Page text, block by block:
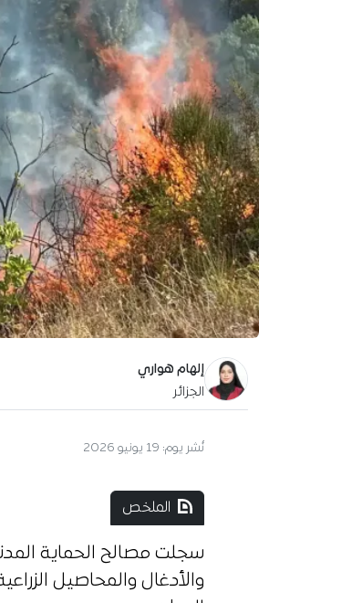
إلهام هواري
الجزائر
نُشر يوم: 19 يونيو 2026
الملخص
والأدغال والمحاصيل